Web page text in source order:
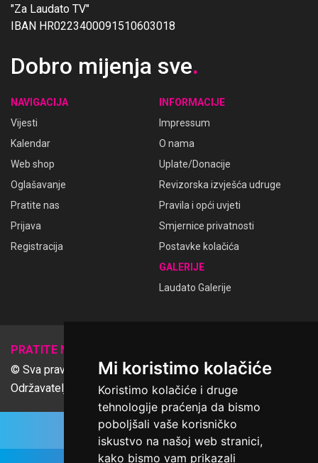
Mi koristimo kolačiće
Koristimo kolačiće i druge
tehnologije praćenja da bismo
poboljšali vaše korisničko
iskustvo na našoj web stranici,
kako bismo vam prikazali
"Za Laudato TV"
IBAN HR0223400091510603018
Dobro mijenja sve.
NAVIGACIJA
Vijesti
Kalendar
Web shop
Oglašavanje
Pratite nas
Prijava
Registracija
INFORMACIJE
Impressum
O nama
Uplate/Donacije
Revizorska izvješća udruge
Pravila i opći uvjeti
Smjernice privatnosti
Postavke kolačića
GALERIJE
Laudato Galerije
PRATITE NAS
© Sva prava pridržana Udruga Ime dobrote
Održavatelj Netcom d.o.o., Riva 6, Rijeka